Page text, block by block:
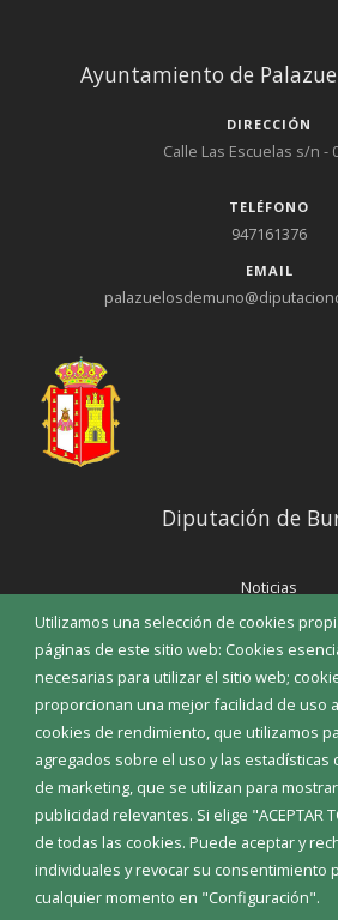
Utilizamos una selección de cookies
páginas de este sitio web: Cookies
necesarias para utilizar el sitio web;
proporcionan una mejor facilidad de uso
cookies de rendimiento, que utilizamos
agregados sobre el uso y las estadísticas
de marketing, que se utilizan para
publicidad relevantes. Si elige "ACEPTAR
de todas las cookies. Puede aceptar y
individuales y revocar su consentimiento
cualquier momento en "Configuración".
Ayuntamiento de
DIRECCIÓN
Calle Las Escuelas s/n -
TELÉFONO
947161376
EMAIL
Diputación de
Noticias
Eventos
Corporación
Teléfonos de
INICIAR SESIÓN
MAPA WEB